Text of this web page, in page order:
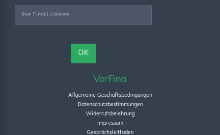
VorFina
Allgemeine Geschäftsbedingungen
Datenschutzbestimmungen
Widerrufsbelehrung
Impressum
Gesprächsleitfaden